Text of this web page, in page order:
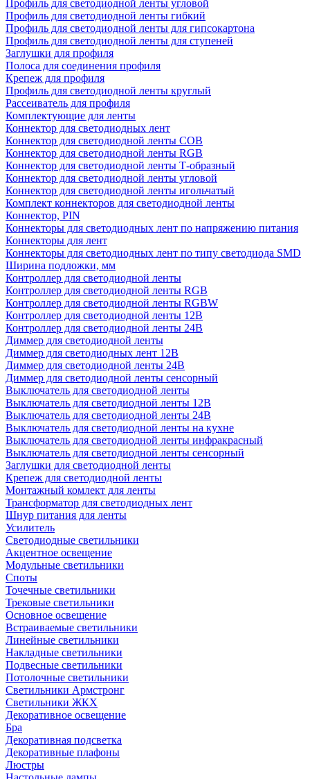
Профиль для светодиодной ленты угловой
Профиль для светодиодной ленты гибкий
Профиль для светодиодной ленты для гипсокартона
Профиль для светодиодной ленты для ступеней
Заглушки для профиля
Полоса для соединения профиля
Крепеж для профиля
Профиль для светодиодной ленты круглый
Рассеиватель для профиля
Комплектующие для ленты
Коннектор для светодиодных лент
Коннектор для светодиодной ленты COB
Коннектор для светодиодной ленты RGB
Коннектор для светодиодной ленты Т-образный
Коннектор для светодиодной ленты угловой
Коннектор для светодиодной ленты игольчатый
Комплект коннекторов для светодиодной ленты
Коннектор, PIN
Коннекторы для светодиодных лент по напряжению питания
Коннекторы для лент
Коннекторы для светодиодных лент по типу светодиода SMD
Ширина подложки, мм
Контроллер для светодиодной ленты
Контроллер для светодиодной ленты RGB
Контроллер для светодиодной ленты RGBW
Контроллер для светодиодной ленты 12В
Контроллер для светодиодной ленты 24В
Диммер для светодиодной ленты
Диммер для светодиодных лент 12В
Диммер для светодиодной ленты 24В
Диммер для светодиодной ленты сенсорный
Выключатель для светодиодной ленты
Выключатель для светодиодной ленты 12В
Выключатель для светодиодной ленты 24В
Выключатель для светодиодной ленты на кухне
Выключатель для светодиодной ленты инфракрасный
Выключатель для светодиодной ленты сенсорный
Заглушки для светодиодной ленты
Крепеж для светодиодной ленты
Монтажный комлект для ленты
Трансформатор для светодиодных лент
Шнур питания для ленты
Усилитель
Светодиодные светильники
Акцентное освещение
Модульные светильники
Споты
Точечные светильники
Трековые светильники
Основное освещение
Встраиваемые светильники
Линейные светильники
Накладные светильники
Подвесные светильники
Потолочные светильники
Светильники Армстронг
Светильники ЖКХ
Декоративное освещение
Бра
Декоративная подсветка
Декоративные плафоны
Люстры